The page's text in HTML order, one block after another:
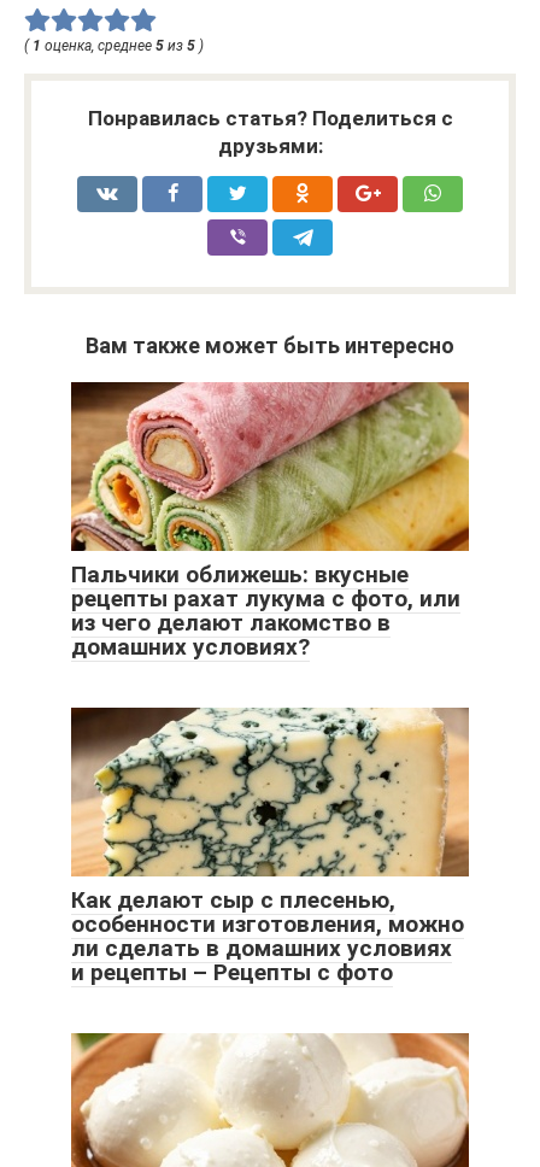
( 1 оценка, среднее 5 из 5 )
Понравилась статья? Поделиться с
друзьями:
Вам также может быть интересно
Пальчики оближешь: вкусные
рецепты рахат лукума с фото, или
из чего делают лакомство в
домашних условиях?
Как делают сыр с плесенью,
особенности изготовления, можно
ли сделать в домашних условиях
и рецепты – Рецепты с фото